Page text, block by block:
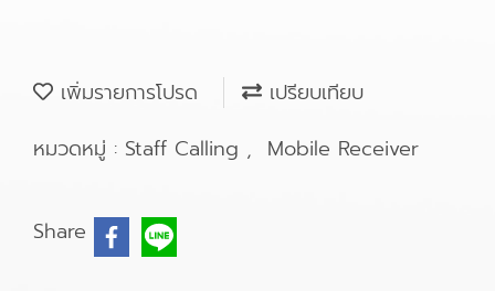
เพิ่มรายการโปรด
เปรียบเทียบ
หมวดหมู่ : Staff Calling , Mobile Receiver
Share